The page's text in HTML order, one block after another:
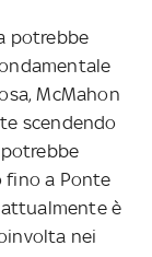
potrebbe
McMahon
scendendo
fino a Ponte
è
nei